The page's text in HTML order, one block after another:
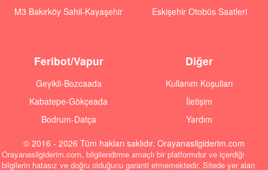
M3 Bakırköy Sahil-Kayaşehir
Eskişehir Otobüs Saatleri
Feribot/Vapur
Geyikli-Bozcaada
Kabatepe-Gökçeada
Bodrum-Datça
Diğer
Kullanım Koşulları
İletişim
Yardım
© 2016 - 2026 Tüm hakları saklıdır. Orayanasilgiderim.com
Orayanasilgiderim.com, bilgilendirme amaçlı bir platformdur ve içerdiği
bilgilerin hatasız ve doğru olduğunu garanti etmemektedir. Sitede yer alan